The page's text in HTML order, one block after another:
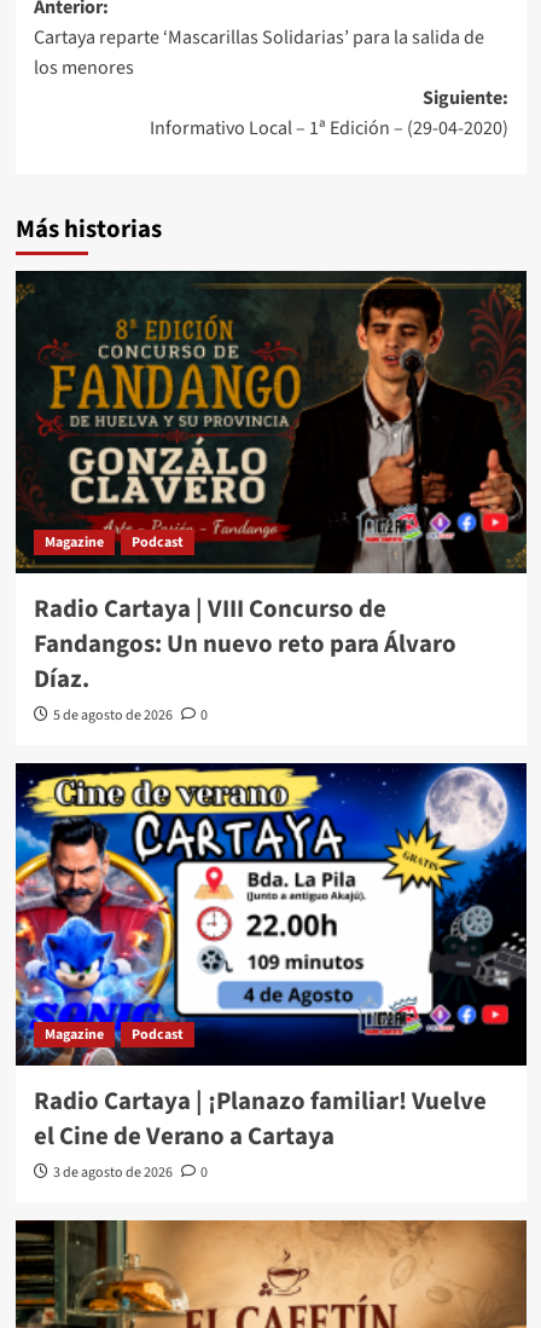
Anterior:
Cartaya reparte ‘Mascarillas Solidarias’ para la salida de
los menores
Siguiente:
Informativo Local – 1ª Edición – (29-04-2020)
Más historias
Magazine Podcast
Radio Cartaya | VIII Concurso de
Fandangos: Un nuevo reto para Álvaro
Díaz.
5 de agosto de 2026 0
Magazine Podcast
Radio Cartaya | ¡Planazo familiar! Vuelve
el Cine de Verano a Cartaya
3 de agosto de 2026 0